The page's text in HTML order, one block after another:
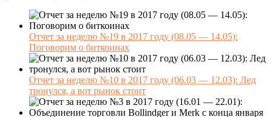
Отчет за неделю №19 в 2017 году (08.05 — 14.05):
Поговорим о биткоинах
Отчет за неделю №10 в 2017 году (06.03 — 12.03): Лед
тронулся, а вот рынок стоит